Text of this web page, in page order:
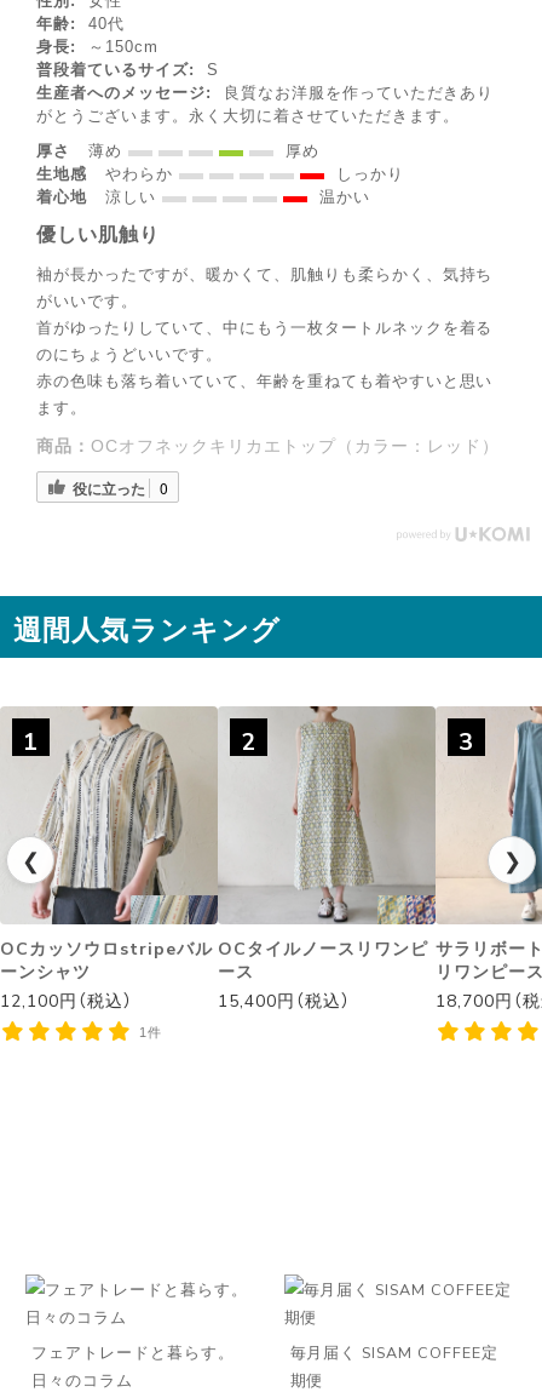
年齢:
40代
身長:
～150cm
普段着ているサイズ:
S
生産者へのメッセージ:
良質なお洋服を作っていただきあり
がとうございます。永く大切に着させていただきます。
厚さ
薄め
厚め
生地感
やわらか
しっかり
着心地
涼しい 温かい
優しい肌触り
袖が長かったですが、暖かくて、肌触りも柔らかく、気持ち
がいいです。
首がゆったりしていて、中にもう一枚タートルネックを着る
のにちょうどいいです。
赤の色味も落ち着いていて、年齢を重ねても着やすいと思い
ます。
商品： OCオフネックキリカエトップ（カラー：レッド）
役に立った 0
週間人気ランキング
❮
1
OCカッソウロstripeバル
ーンシャツ
12,100円（税込）
1件
2
OCタイルノースリワンピ
ース
15,400円（税込）
3
サラリボー
リワンピー
18,700円（税
❯
フェアトレードと暮らす。
日々のコラム
毎月届く SISAM COFFEE定
期便